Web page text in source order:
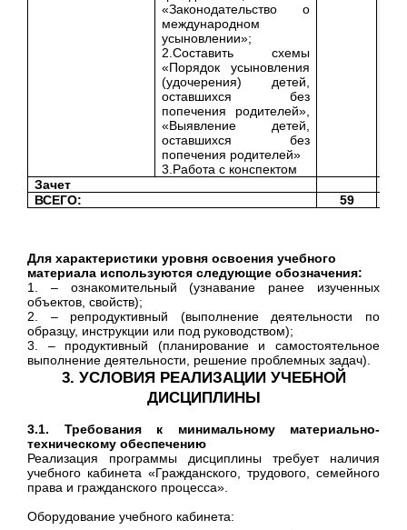
«Законодательство о
международном
усыновлении»;
2.Составить схемы
«Порядок усыновления
(удочерения) детей,
оставшихся без
попечения родителей»,
«Выявление детей,
оставшихся без
попечения родителей»
3.Работа с конспектом
Зачет
ВСЕГО:
59
Для характеристики уровня освоения учебного
материала используются следующие обозначения:
1. – ознакомительный (узнавание ранее изученных
объектов, свойств);
2. – репродуктивный (выполнение деятельности по
образцу, инструкции или под руководством);
3. – продуктивный (планирование и самостоятельное
выполнение деятельности, решение проблемных задач).
3. УСЛОВИЯ РЕАЛИЗАЦИИ УЧЕБНОЙ
ДИСЦИПЛИНЫ
3.1. Требования к минимальному материально-
техническому обеспече­нию
Реализация программы дисциплины требует наличия
учебного каби­нета «Гражданского, трудового, семейного
права и гражданского процесса».
Оборудование учебного кабинета: